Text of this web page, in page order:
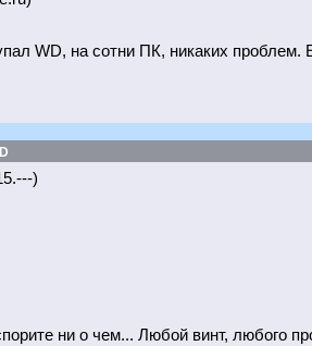
WD, на сотни ПК, никаких проблем.
)
ни о чем... Любой винт, любого